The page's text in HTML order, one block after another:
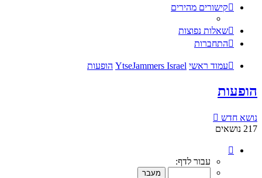
קישורים מהירים
שאלות נפוצות
התחברות
עמוד ראשי YtseJammers Israel הופעות
הופעות
נושא חדש
217 נושאים
מתוך
עבור לדף: